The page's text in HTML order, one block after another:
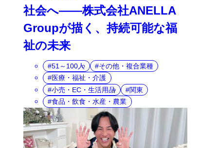
社会へ――株式会社ANELLA
Groupが描く、持続可能な福
祉の未来
51～100人
その他・複合業種
医療・福祉・介護
小売・EC・生活用品
関東
食品・飲食・水産・農業